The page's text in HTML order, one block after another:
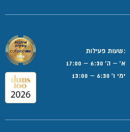
:שעות פעילות
א' – ה' 6:30 – 17:00
ימי ו' 6:30 – 13:00